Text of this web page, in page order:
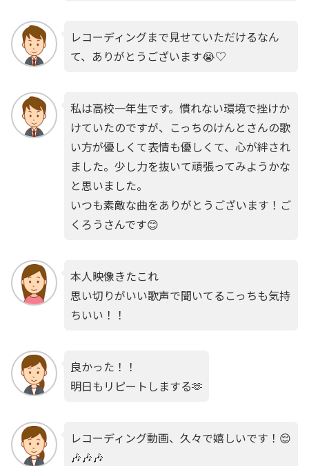
レコーディングまで見せていただけるなん
て、ありがとうございます😭♡
私は高校一年生です。慣れない環境で挫けか
けていたのですが、こっちのけんとさんの歌
い方が優しくて表情も優しくて、心が絆され
ました。少し力を抜いて頑張ってみようかな
と思いました。
いつも素敵な曲をありがとうございます！ご
くろうさんです😊
本人映像きたこれ
思い切りがいい歌声で聞いてるこっちも気持
ちいい！！
良かった！！
明日もリピートしまする🫶
レコーディング動画、久々で嬉しいです！😌
🎶🎶🎶